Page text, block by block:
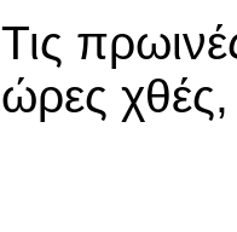
Τις
ώρες χθές,